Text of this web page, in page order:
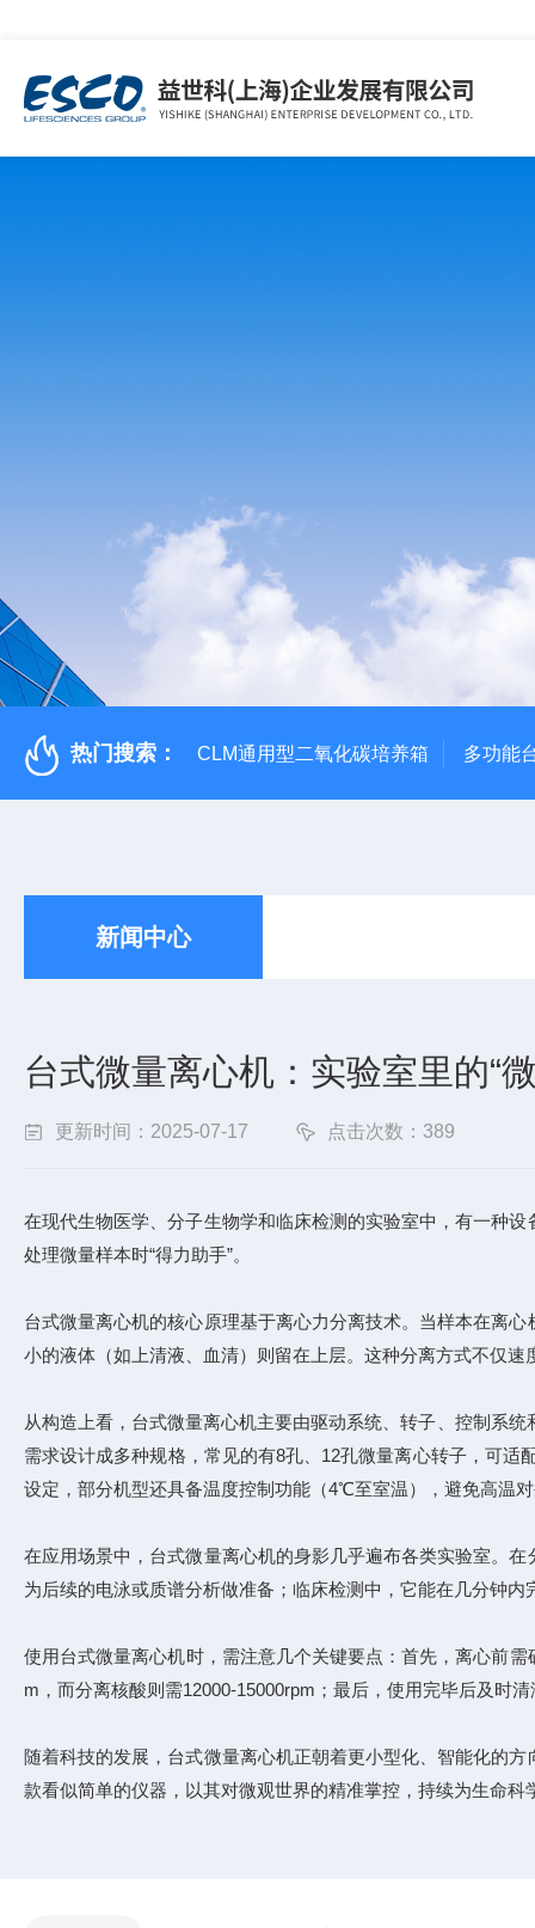
热门搜索： CLM通用型二氧化碳培养箱 多功能
新闻中心
台式微量离心机：实验室里的“
更新时间：2025-07-17 点击次数：389
在现代生物医学、分子生物学和临床检测的实验室中，有一种
处理微量样本时“得力助手”。
台式微量离心机的核心原理基于离心力分离技术。当样本在离
小的液体（如上清液、血清）则留在上层。这种分离方式不仅
从构造上看，台式微量离心机主要由驱动系统、转子、控制系
需求设计成多种规格，常见的有8孔、12孔微量离心转子，可
设定，部分机型还具备温度控制功能（4℃至室温），避免高温
在应用场景中，台式微量离心机的身影几乎遍布各类实验室。
为后续的电泳或质谱分析做准备；临床检测中，它能在几分钟
使用台式微量离心机时，需注意几个关键要点：首先，离心前
m，而分离核酸则需12000-15000rpm；最后，使用完毕后及时
随着科技的发展，台式微量离心机正朝着更小型化、智能化的
款看似简单的仪器，以其对微观世界的精准掌控，持续为生命